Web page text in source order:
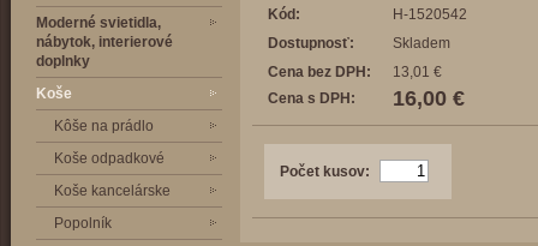
Moderné svietidla,
nábytok, interierové
doplnky
Koše
Kôše na prádlo
Koše odpadkové
Koše kancelárske
Popolník
Kód:
H-1520542
Dostupnosť:
Skladem
Cena bez DPH:
13,01 €
Cena s DPH:
16,00 €
Počet kusov: